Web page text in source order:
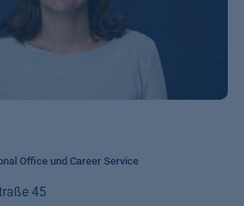
Office und Career Service
45